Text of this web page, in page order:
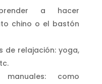
a hacer
chino o el bastón
de relajación: yoga,
manuales: como